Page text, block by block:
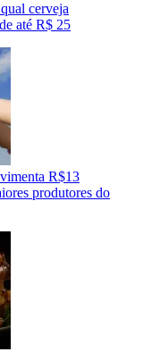
cerveja
até R$ 25
R$13
produtores do